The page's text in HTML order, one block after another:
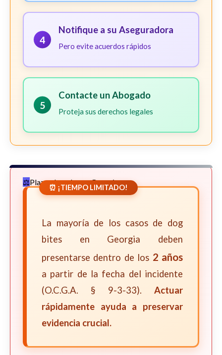
4
Notifique a su Aseguradora
Pero evite acuerdos rápidos
5
Contacte un Abogado
Proteja sus derechos legales
Plazos Legales en Georgia
⏰ ¡TIEMPO LIMITADO!
La mayoría de los casos de dog
bites en Georgia deben
presentarse dentro de los 2 años
a partir de la fecha del incidente
(O.C.G.A. § 9-3-33). Actuar
rápidamente ayuda a preservar
evidencia crucial.